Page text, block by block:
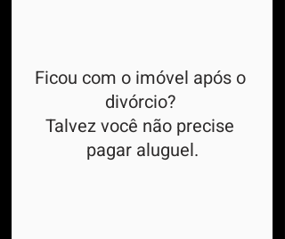
Ficou com o imóvel após o
divórcio?
Talvez você não precise
pagar aluguel.